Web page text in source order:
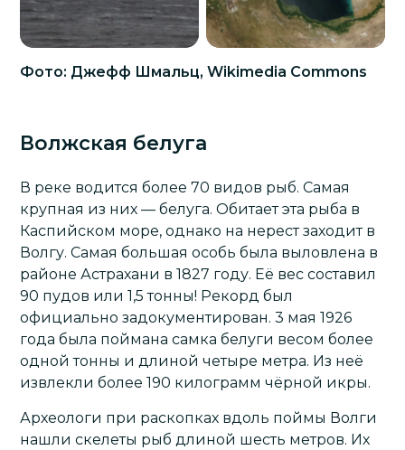
Фото: Джефф Шмальц, Wikimedia Commons
Волжская белуга
В реке водится более 70 видов рыб. Самая
крупная из них — белуга. Обитает эта рыба в
Каспийском море, однако на нерест заходит в
Волгу. Самая большая особь была выловлена в
районеАстрахани в 1827 году. Её вес составил
90 пудов или 1,5 тонны! Рекорд был
официально задокументирован. 3 мая 1926
года была поймана самка белуги весом более
одной тонны и длиной четыре метра. Из неё
извлекли более 190 килограмм чёрной икры.
Археологи при раскопках вдоль поймы Волги
нашли скелеты рыб длиной шесть метров. Их